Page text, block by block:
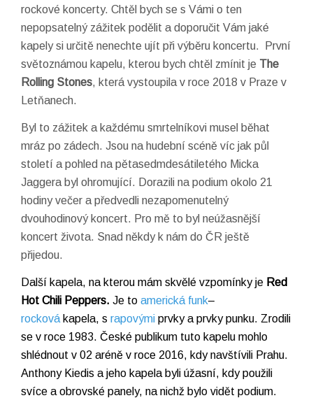
rockové koncerty. Chtěl bych se s Vámi o ten
nepopsatelný zážitek podělit a doporučit Vám jaké
kapely si určitě nenechte ujít při výběru koncertu. První
světoznámou kapelu, kterou bych chtěl zmínit je The
Rolling Stones, která vystoupila v roce 2018 v Praze v
Letňanech.
Byl to zážitek a každému smrtelníkovi musel běhat
mráz po zádech. Jsou na hudební scéně víc jak půl
století a pohled na pětasedmdesátiletého Micka
Jaggera byl ohromující. Dorazili na podium okolo 21
hodiny večer a předvedli nezapomenutelný
dvouhodinový koncert. Pro mě to byl neúžasnější
koncert života. Snad někdy k nám do ČR ještě
přijedou.
Další kapela, na kterou mám skvělé vzpomínky je Red
Hot Chili Peppers. Je to americká funk–
rocková kapela, s rapovými prvky a prvky punku. Zrodili
se v roce 1983. České publikum tuto kapelu mohlo
shlédnout v 02 aréně v roce 2016, kdy navštívili Prahu.
Anthony Kiedis a jeho kapela byli úžasní, kdy použili
svíce a obrovské panely, na nichž bylo vidět podium.